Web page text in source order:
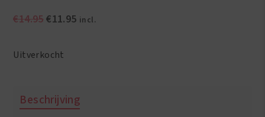
€14.95Oorspronkelijke
€14.95.
€11.95Huidige
incl.
Uitverkocht
Beschrijving